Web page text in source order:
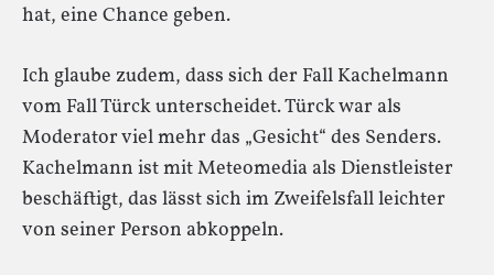
hat, eine Chance geben.
Ich glaube zudem, dass sich der Fall Kachelmann
vom Fall Türck unterscheidet. Türck war als
Moderator viel mehr das „Gesicht“ des Senders.
Kachelmann ist mit Meteomedia als Dienstleister
beschäftigt, das lässt sich im Zweifelsfall leichter
von seiner Person abkoppeln.